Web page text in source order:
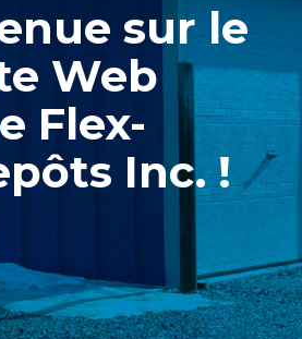
sur le
Web
Flex-
Inc. !